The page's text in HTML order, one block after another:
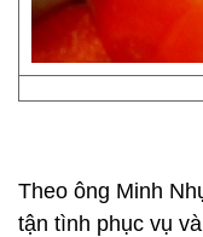
Theo ông Minh
tận tình phục vụ